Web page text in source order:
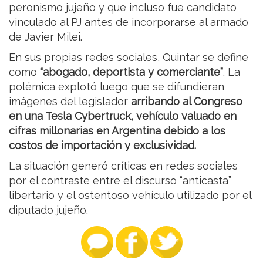
peronismo jujeño y que incluso fue candidato
vinculado al PJ antes de incorporarse al armado
de Javier Milei.
En sus propias redes sociales, Quintar se define
como “abogado, deportista y comerciante”. La
polémica explotó luego que se difundieran
imágenes del legislador arribando al Congreso
en una Tesla Cybertruck, vehículo valuado en
cifras millonarias en Argentina debido a los
costos de importación y exclusividad.
La situación generó críticas en redes sociales
por el contraste entre el discurso “anticasta”
libertario y el ostentoso vehículo utilizado por el
diputado jujeño.